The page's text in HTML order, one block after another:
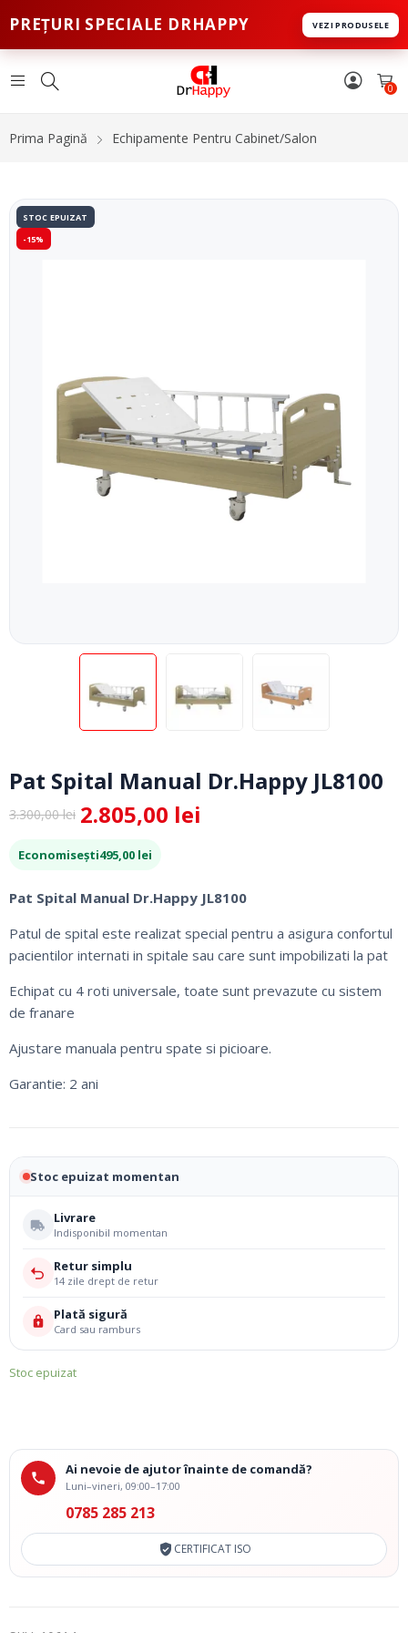
PREȚURI SPECIALE DRHAPPY VEZI PRODUSELE
0
Prima Pagină Echipamente Pentru Cabinet/Salon
STOC EPUIZAT
-15%
Pat Spital Manual Dr.Happy JL8100
3.300,00lei
Prețul
inițial
a
fost:
3.300,00 lei.
2.805,00 lei
Prețul
curent
este:
2.805,00 lei.
Economisești495,00 lei
Pat Spital Manual Dr.Happy JL8100
Patul de spital este realizat special pentru a asigura confortul
pacientilor internati in spitale sau care sunt impobilizati la pat
Echipat cu 4 roti universale, toate sunt prevazute cu sistem
de franare
Ajustare manuala pentru spate si picioare.
Garantie: 2 ani
Stoc epuizat momentan
Livrare
Indisponibil momentan
Retur simplu
14 zile drept de retur
Plată sigură
Card sau ramburs
Stoc epuizat
Ai nevoie de ajutor înainte de comandă?
Luni–vineri, 09:00–17:00
0785 285 213
CERTIFICAT ISO